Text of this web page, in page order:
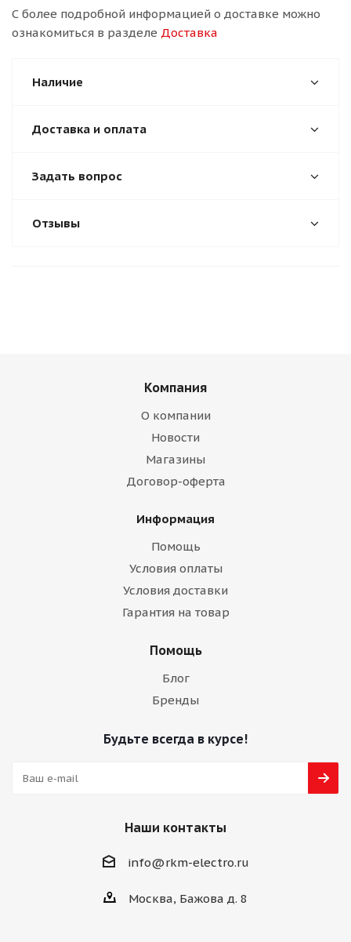
С более подробной информацией о доставке можно
ознакомиться в разделе Доставка
Наличие
Доставка и оплата
Задать вопрос
Отзывы
Компания
О компании
Новости
Магазины
Договор-оферта
Информация
Помощь
Условия оплаты
Условия доставки
Гарантия на товар
Помощь
Блог
Бренды
Будьте всегда в курсе!
Наши контакты
info@rkm-electro.ru
Москва, Бажова д. 8